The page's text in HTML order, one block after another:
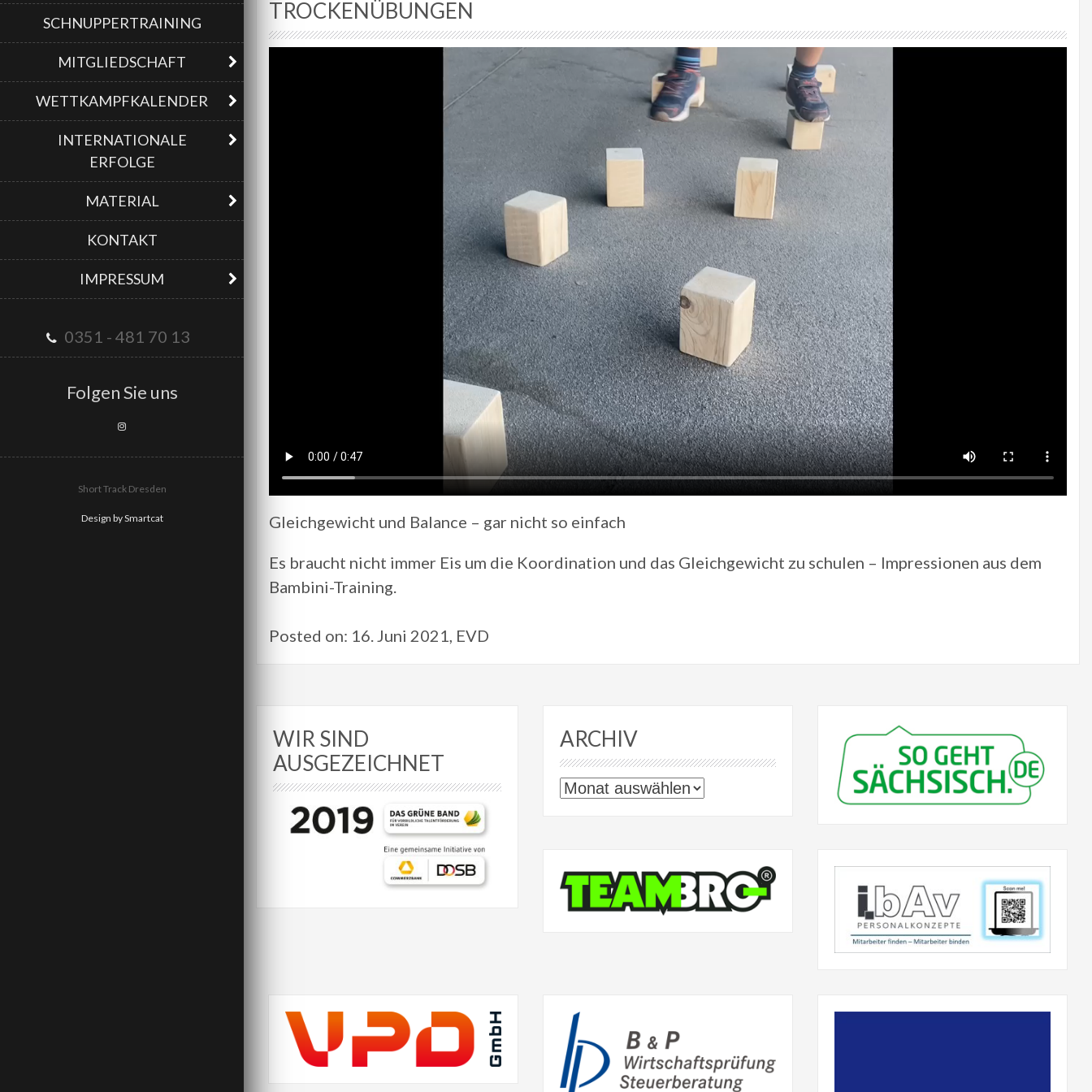
SCHNUPPERTRAINING
MITGLIEDSCHAFT
WETTKAMPFKALENDER
INTERNATIONALE
ERFOLGE
MATERIAL
KONTAKT
IMPRESSUM
0351 - 481 70 13
Folgen Sie uns
Short Track Dresden
Design by Smartcat
TROCKENÜBUNGEN
Gleichgewicht und Balance – gar nicht so einfach
Es braucht nicht immer Eis um die Koordination und das Gleichgewicht zu schulen – Impressionen aus dem
Bambini-Training.
Posted on: 16. Juni 2021, EVD
WIR SIND
AUSGEZEICHNET
ARCHIV
Archiv